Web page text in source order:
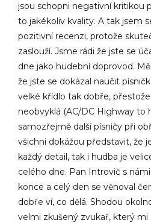
jsou schopni negativní kritikou
to jakékoliv kvality. A tak jsem
pozitivní recenzi, protože
zaslouží. Jsme rádi že jste se
dne jako hudební doprovod.
že jste se dokázal naučit
velké křídlo tak dobře,
neobvyklá (AC/DC Highway to
samozřejmě další písničy při
všichni dokážou představit, že
každý detail, tak i hudba je
celého dne. Pan Introvič s
konce a celý den se věnoval
dobře ví, co dělá. Shodou
velmi zkušený zvukař, který mi